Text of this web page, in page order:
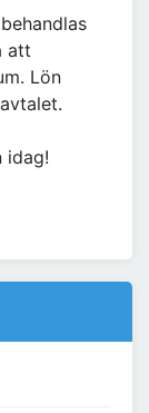
att
Lön
idag!